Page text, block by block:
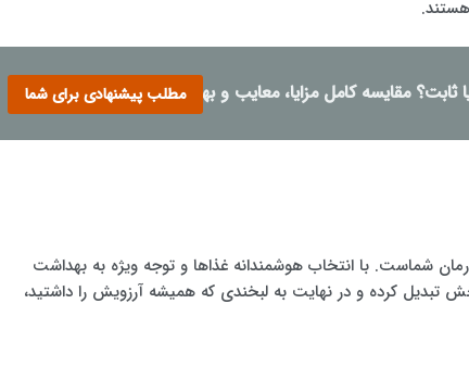
ثابت؟ مقایسه کامل مزایا، معایب و بهترین انتخابمطلب پیشنهادی برای شما
شماست. با انتخاب هوشمندانه غذاها و توجه ویژه به بهداشت
تبدیل کرده و در نهایت به لبخندی که همیشه آرزویش را داشتید،